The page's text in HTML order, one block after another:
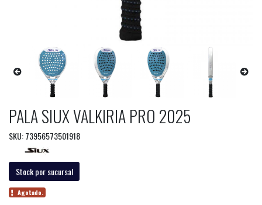
PALA SIUX VALKIRIA PRO 2025
SKU: 73956573501918
Stock por sucursal
Agotado.